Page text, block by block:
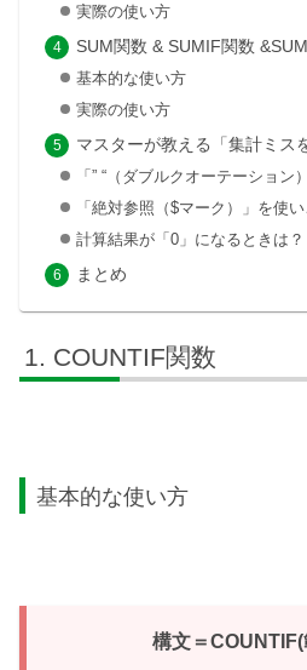
実際の使い方
SUM関数 & SUMIF関数
基本的な使い方
実際の使い方
マスターが教える「集計ミス
「” “（ダブルクオーテーション
「絶対参照（$マーク）」を使
計算結果が「0」になるときは？
まとめ
COUNTIF関数
基本的な使い方
構文＝